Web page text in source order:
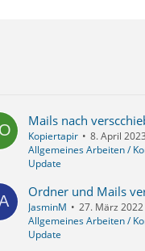
Mails nach
Kopiertapir
8. April
Allgemeines Arbeiten /
Update
Ordner und Mails
JasminM
27. März
Allgemeines Arbeiten /
Update